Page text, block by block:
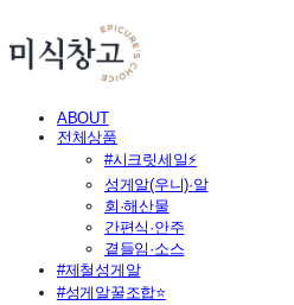
ABOUT
전체상품
#시크릿세일⚡
성게알(우니)·알
회·해산물
간편식·안주
곁들임·소스
#제철성게알
#성게알꿀조합⭐